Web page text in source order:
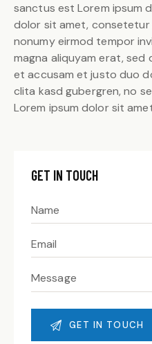
sanctus est Lorem ipsum
dolor sit amet, consetetur
nonumy eirmod tempor
magna aliquyam erat, sed
et accusam et justo duo
clita kasd gubergren, no
Lorem ipsum dolor sit
GET IN TOUCH